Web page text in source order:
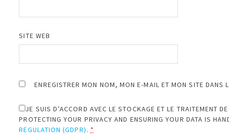
SITE WEB
ENREGISTRER MON NOM, MON E-MAIL ET MON SITE DANS
JE SUIS D’ACCORD AVEC LE STOCKAGE ET LE TRAITEMENT
PROTECTING YOUR PRIVACY AND ENSURING YOUR DATA IS
REGULATION (GDPR). *